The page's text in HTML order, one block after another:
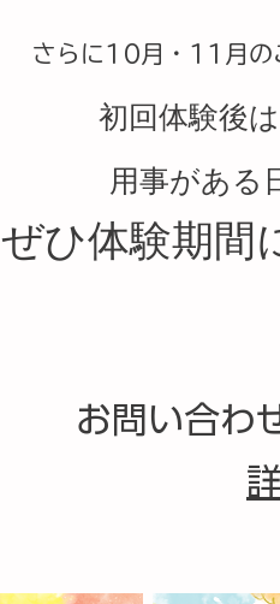
さらに10月・11月
初回体験後
用事がある
ぜひ体験期間
お問い合わ